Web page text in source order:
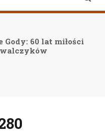
Gody: 60 lat miłości